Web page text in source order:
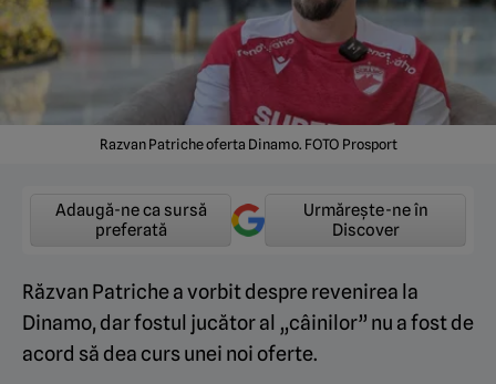
Razvan Patriche oferta Dinamo. FOTO Prosport
Adaugă-ne ca sursă
preferată
Urmărește-ne în
Discover
Răzvan Patriche a vorbit despre revenirea la
Dinamo, dar fostul jucător al „câinilor” nu a fost de
acord să dea curs unei noi oferte.